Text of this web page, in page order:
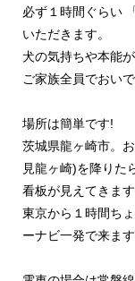
必ず１時間ぐらい
いただきます。
犬の気持ちや本能
ご家族全員でおい
場所は簡単です!
茨城県龍ヶ崎市。
見龍ヶ崎)を降りた
看板が見えてきます
東京から１時間ち
ーナビ一発で来ます